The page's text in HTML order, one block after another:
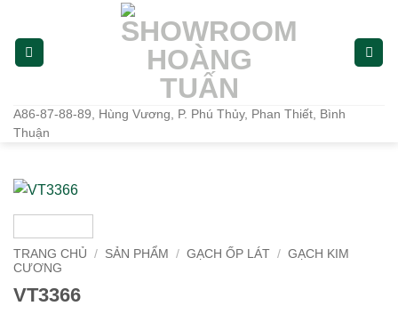
A86-87-88-89, Hùng Vương, P. Phú Thủy, Phan Thiết, Bình
Thuận
TRANG CHỦ / SẢN PHẨM / GẠCH ỐP LÁT / GẠCH KIM
CƯƠNG
VT3366